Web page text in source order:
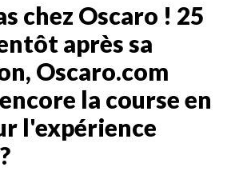
chez Oscaro ! 25
après sa
Oscaro.com
la course en
l'expérience